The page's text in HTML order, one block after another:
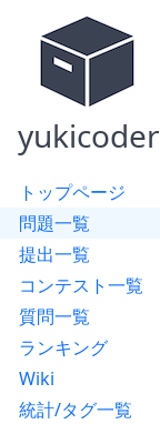
yukicoder
トップページ
問題一覧
提出一覧
コンテスト一覧
質問一覧
ランキング
Wiki
統計/タグ一覧